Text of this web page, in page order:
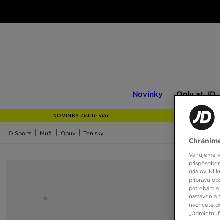
Novinky
JD
Only at JD
NOVINKY Zistite viac
JD Sports Muži Obuv Tenisky
Venujeme
údajov.
prípravu
potrebám
nastavenia
nechcete